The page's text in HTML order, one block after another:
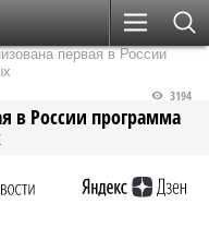
первая в России
в России программа
3194